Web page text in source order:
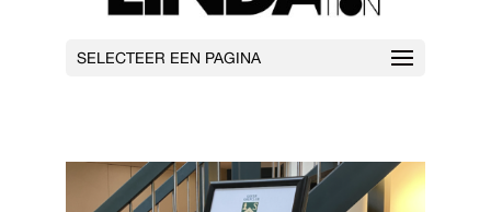
SELECTEER EEN PAGINA